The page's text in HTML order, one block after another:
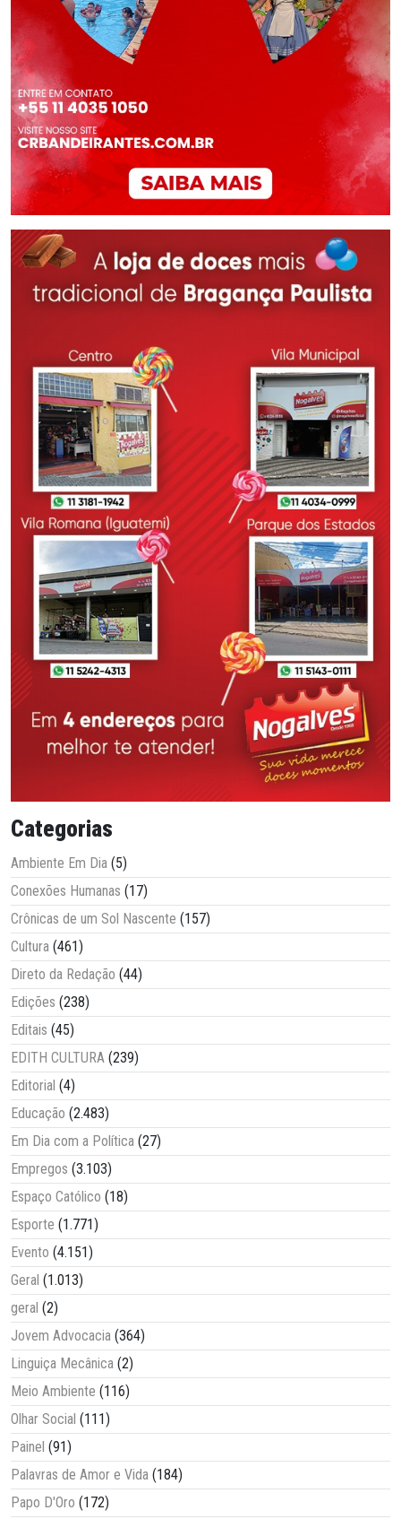
Categorias
Ambiente Em Dia (5)
Conexões Humanas (17)
Crônicas de um Sol Nascente (157)
Cultura (461)
Direto da Redação (44)
Edições (238)
Editais (45)
EDITH CULTURA (239)
Editorial (4)
Educação (2.483)
Em Dia com a Política (27)
Empregos (3.103)
Espaço Católico (18)
Esporte (1.771)
Evento (4.151)
Geral (1.013)
geral (2)
Jovem Advocacia (364)
Linguiça Mecânica (2)
Meio Ambiente (116)
Olhar Social (111)
Painel (91)
Palavras de Amor e Vida (184)
Papo D'Oro (172)